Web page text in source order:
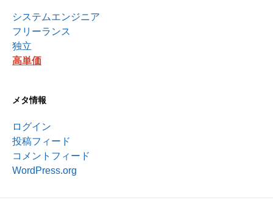
システムエンジニア
フリーランス
独立
高単価
メタ情報
ログイン
投稿フィード
コメントフィード
WordPress.org